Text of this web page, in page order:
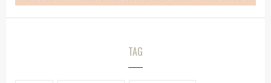
TAG